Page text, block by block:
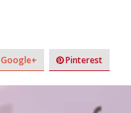
Google+ Pinterest